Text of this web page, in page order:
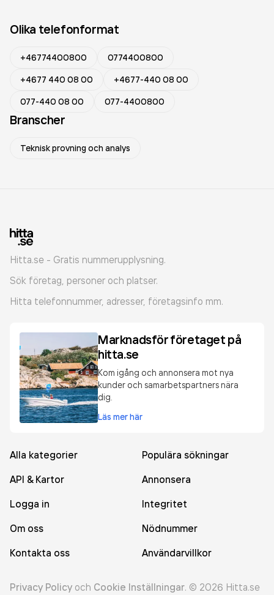
Olika telefonformat
+46774400800
0774400800
+4677 440 08 00
+4677-440 08 00
077-440 08 00
077-4400800
Branscher
Teknisk provning och analys
Hitta.se - Gratis nummerupplysning.
Sök företag, personer och platser.
Hitta telefonnummer, adresser, företagsinfo mm.
Marknadsför företaget på
hitta.se
Kom igång och annonsera mot nya
kunder och samarbetspartners nära
dig.
Läs mer här
Alla kategorier
Populära sökningar
API & Kartor
Annonsera
Logga in
Integritet
Om oss
Nödnummer
Kontakta oss
Användarvillkor
Privacy Policy och Cookie Inställningar. © 2026 Hitta.se